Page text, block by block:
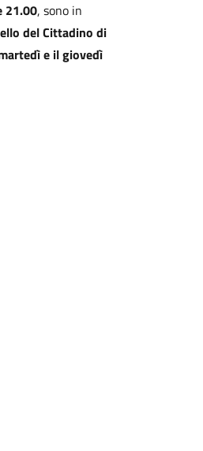
21.00, sono in
del Cittadino di
e il giovedì